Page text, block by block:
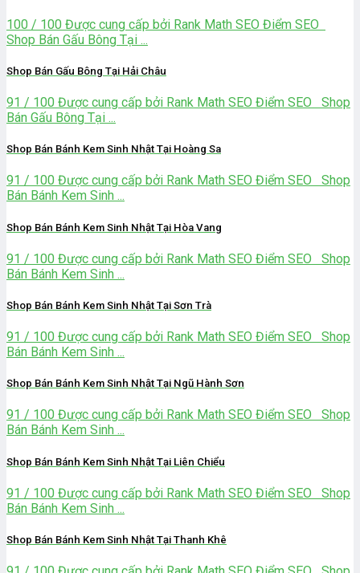
100 / 100 Được cung cấp bởi Rank Math SEO Điểm SEO
Shop Bán Gấu Bông Tại ...
Shop Bán Gấu Bông Tại Hải Châu
91 / 100 Được cung cấp bởi Rank Math SEO Điểm SEO Shop
Bán Gấu Bông Tại ...
Shop Bán Bánh Kem Sinh Nhật Tại Hoàng Sa
91 / 100 Được cung cấp bởi Rank Math SEO Điểm SEO Shop
Bán Bánh Kem Sinh ...
Shop Bán Bánh Kem Sinh Nhật Tại Hòa Vang
91 / 100 Được cung cấp bởi Rank Math SEO Điểm SEO Shop
Bán Bánh Kem Sinh ...
Shop Bán Bánh Kem Sinh Nhật Tại Sơn Trà
91 / 100 Được cung cấp bởi Rank Math SEO Điểm SEO Shop
Bán Bánh Kem Sinh ...
Shop Bán Bánh Kem Sinh Nhật Tại Ngũ Hành Sơn
91 / 100 Được cung cấp bởi Rank Math SEO Điểm SEO Shop
Bán Bánh Kem Sinh ...
Shop Bán Bánh Kem Sinh Nhật Tại Liên Chiểu
91 / 100 Được cung cấp bởi Rank Math SEO Điểm SEO Shop
Bán Bánh Kem Sinh ...
Shop Bán Bánh Kem Sinh Nhật Tại Thanh Khê